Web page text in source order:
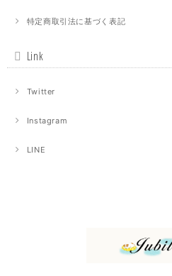
特定商取引法に基づく表記
Link
Twitter
Instagram
LINE